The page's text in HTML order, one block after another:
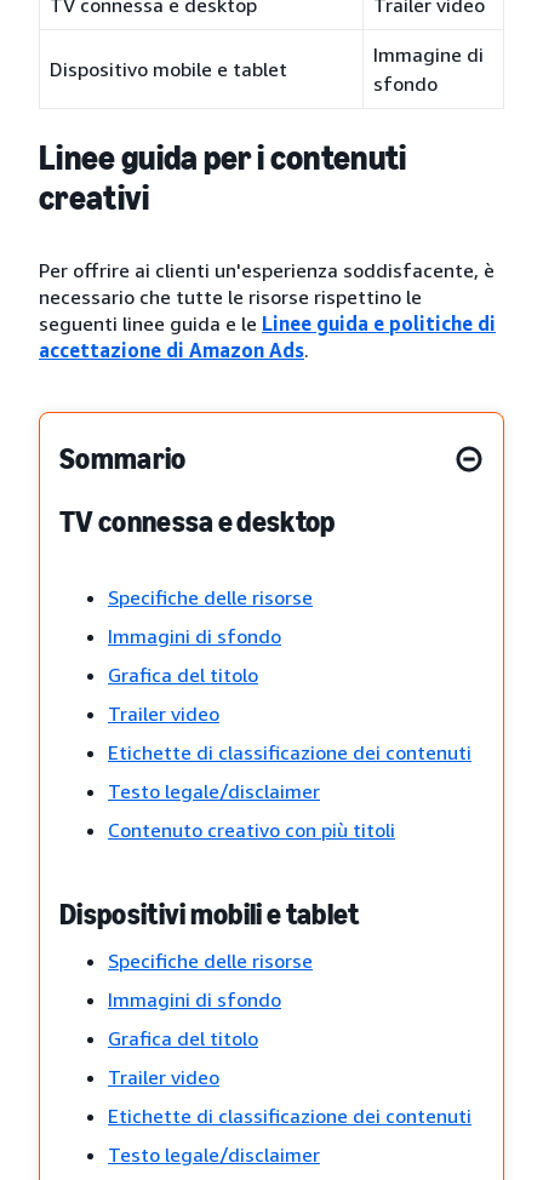
TV connessa e desktop Trailer video
Dispositivo mobile e tablet
Immagine di
sfondo
Linee guida per i contenuti
creativi
Per offrire ai clienti un'esperienza soddisfacente, è
necessario che tutte le risorse rispettino le
seguenti linee guida e le Linee guida e politiche di
accettazione di Amazon Ads.
Sommario
TV connessa e desktop
Specifiche delle risorse
Immagini di sfondo
Grafica del titolo
Trailer video
Etichette di classificazione dei contenuti
Testo legale/disclaimer
Contenuto creativo con più titoli
Dispositivi mobili e tablet
Specifiche delle risorse
Immagini di sfondo
Grafica del titolo
Trailer video
Etichette di classificazione dei contenuti
Testo legale/disclaimer